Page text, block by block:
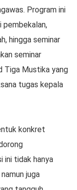
Program ini
pembekalan,
hingga seminar
seminar
Tiga Mustika yang
tugas kepala
konkret
ini tidak hanya
juga